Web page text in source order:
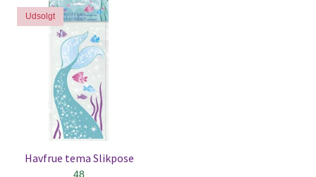
Udsolgt
Havfrue tema Slikpose
48